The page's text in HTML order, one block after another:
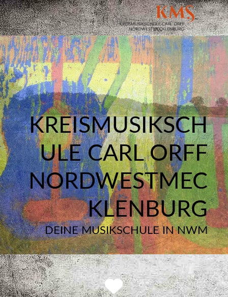
KREISMUSIKSCH
ULE CARL ORFF
NORDWESTMEC
KLENBURG
DEINE MUSIKSCHULE IN NWM